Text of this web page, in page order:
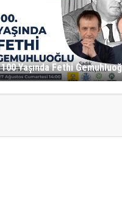
100 Yaşında Fethi